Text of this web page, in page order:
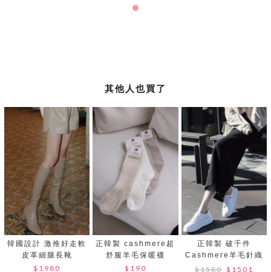
其他人也買了
韓國設計 激推好走軟
皮革細腿長靴
$1980
正韓製 cashmere超
舒服羊毛保暖襪
$190
正韓製 破千件
Cashmere羊毛針織
裙
$1580 $1501